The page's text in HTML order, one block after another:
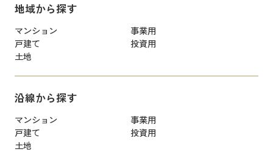
地域から探す
マンション
事業用
戸建て
投資用
土地
沿線から探す
マンション
事業用
戸建て
投資用
土地